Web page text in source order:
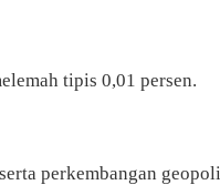
tipis 0,01 persen.
perkembangan